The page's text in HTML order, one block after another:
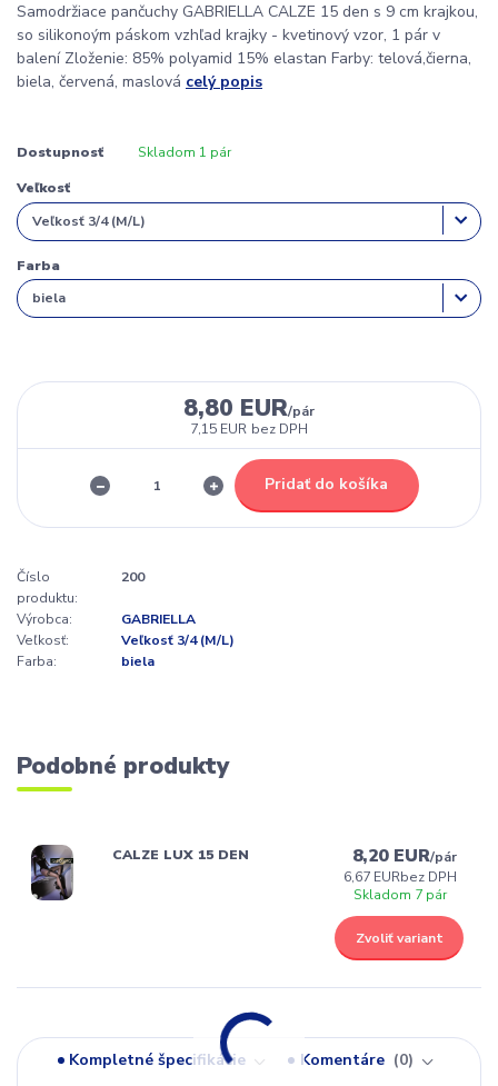
Samodržiace pančuchy GABRIELLA CALZE 15 den s 9 cm krajkou,
so silikonoým páskom vzhľad krajky - kvetinový vzor, 1 pár v
balení Zloženie: 85% polyamid 15% elastan Farby: telová,čierna,
biela, červená, maslová celý popis
Dostupnosť Skladom 1 pár
Veľkosť
Farba
8,80 EUR/pár
7,15 EUR bez DPH
Pridať do košíka
Číslo
produktu:
200
Výrobca:
GABRIELLA
Veľkosť:
Veľkosť 3/4 (M/L)
Farba:
biela
Podobné produkty
CALZE LUX 15 DEN 8,20 EUR/pár
6,67 EURbez DPH
Skladom 7 pár
Zvoliť variant
Kompletné špecifikácie Komentáre
0